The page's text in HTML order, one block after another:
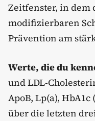
Zeitfenster, in dem
modifizierbaren
Prävention am
Werte, die du
und LDL-
ApoB, Lp(a),
über die letzten